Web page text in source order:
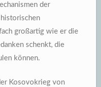
der
großartig wie er die
schenkt, die
können.
Kosovokrieg von